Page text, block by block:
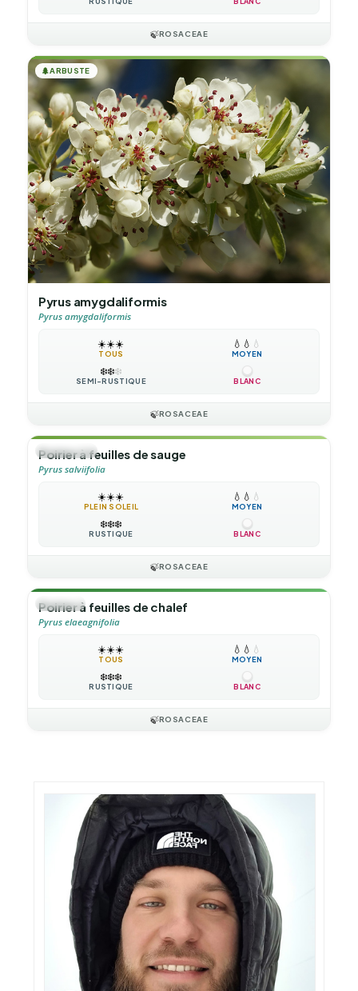
🍃ROSACEAE
🌲ARBUSTE
Pyrus amygdaliformis
Pyrus amygdaliformis
☀️☀️☀️
TOUS
💧 💧 💧
MOYEN
❄️❄️❄️
SEMI-RUSTIQUE BLANC
🍃ROSACEAE
🌲ARBUSTE
Poirier à feuilles de sauge
Pyrus salviifolia
☀️☀️☀️
PLEIN SOLEIL
💧 💧 💧
MOYEN
❄️❄️❄️
RUSTIQUE BLANC
🍃ROSACEAE
🌳ARBRE
Poirier à feuilles de chalef
Pyrus elaeagnifolia
☀️☀️☀️
TOUS
💧 💧 💧
MOYEN
❄️❄️❄️
RUSTIQUE BLANC
🍃ROSACEAE